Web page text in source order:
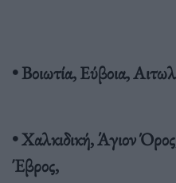
• Βοιωτία, Εύβοια,
• Χαλκιδική, Άγιον
Έβρος,